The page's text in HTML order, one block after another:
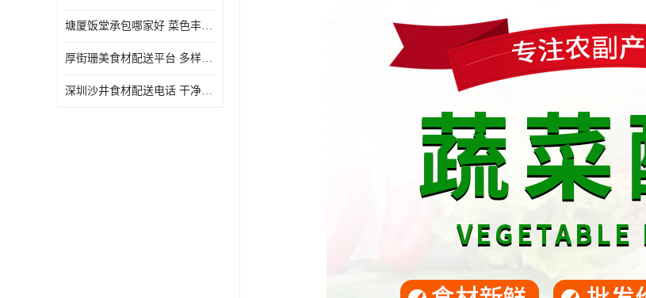
塘厦饭堂承包哪家好 菜色丰富 大幅度降低食材成本
厚街珊美食材配送平台 多样化选择 提高膳食质量
深圳沙井食材配送电话 干净卫生 无需亲自管理